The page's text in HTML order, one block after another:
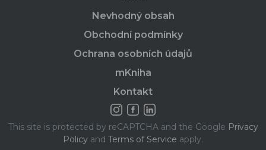
Nevhodný obsah
Obchodní podmínky
Ochrana osobních údajů
mKniha
Kontakt
This site is protected by reCAPTCHA and the Google Privacy
Policy and Terms of Service apply.